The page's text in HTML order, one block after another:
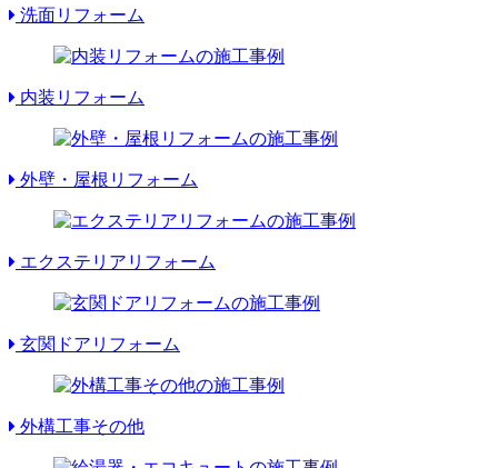
洗面リフォーム
内装リフォーム
外壁・屋根リフォーム
エクステリアリフォーム
玄関ドアリフォーム
外構工事その他